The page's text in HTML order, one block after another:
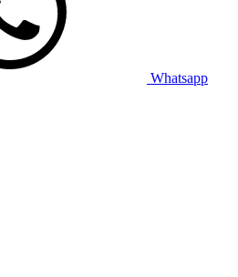
Whatsapp